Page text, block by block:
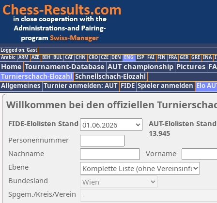
Logged on: Gast
Arabic ARM AZE BIH BUL CAT CHN CRO CZE DEN ENG ESP FAI FIN FRA GER GRE INA
Home Tournament-Database AUT championship Pictures
Turnierschach-Elozahl Schnellschach-Elozahl
Allgemeines Turnier anmelden: AUT FIDE Spieler anmelden Elo
Willkommen bei den offiziellen
Nachname
Vorname
Ebene
Personennummer
Bundesland
Spgem./Kreis/Verein
AUT-Elolisten
13.945
FIDE-Elolisten Stand